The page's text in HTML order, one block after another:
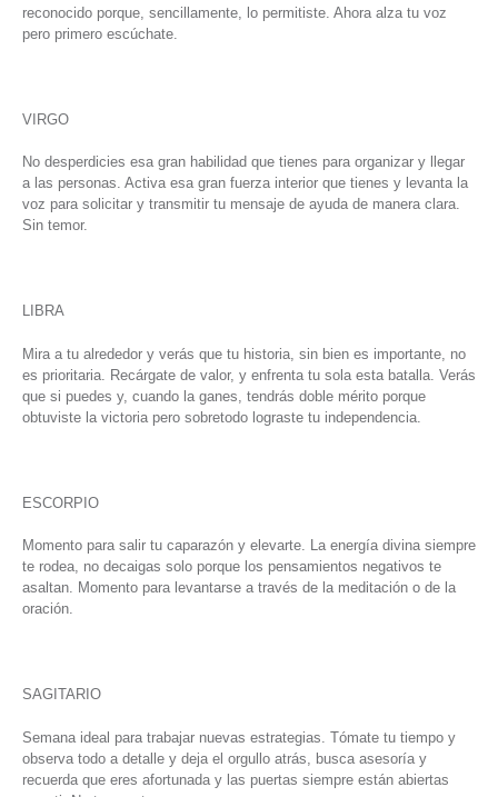
reconocido porque, sencillamente, lo permitiste. Ahora alza tu voz
pero primero escúchate.
VIRGO
No desperdicies esa gran habilidad que tienes para organizar y llegar
a las personas. Activa esa gran fuerza interior que tienes y levanta la
voz para solicitar y transmitir tu mensaje de ayuda de manera clara.
Sin temor.
LIBRA
Mira a tu alrededor y verás que tu historia, sin bien es importante, no
es prioritaria. Recárgate de valor, y enfrenta tu sola esta batalla. Verás
que si puedes y, cuando la ganes, tendrás doble mérito porque
obtuviste la victoria pero sobretodo lograste tu independencia.
ESCORPIO
Momento para salir tu caparazón y elevarte. La energía divina siempre
te rodea, no decaigas solo porque los pensamientos negativos te
asaltan. Momento para levantarse a través de la meditación o de la
oración.
SAGITARIO
Semana ideal para trabajar nuevas estrategias. Tómate tu tiempo y
observa todo a detalle y deja el orgullo atrás, busca asesoría y
recuerda que eres afortunada y las puertas siempre están abiertas